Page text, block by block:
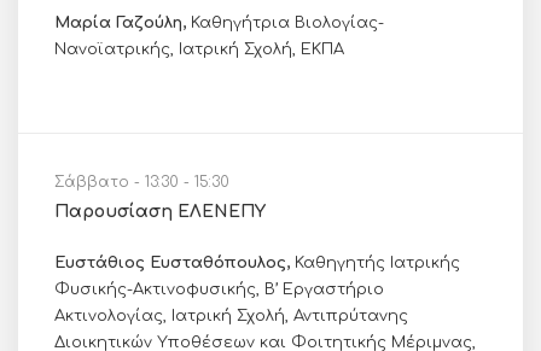
Μαρία Γαζούλη, Καθηγήτρια Βιολογίας-
Νανοϊατρικής, Ιατρική Σχολή, ΕΚΠΑ
Σάββατο - 13:30 - 15:30
Παρουσίαση ΕΛΕΝΕΠΥ
Ευστάθιος Ευσταθόπουλος, Καθηγητής Ιατρικής
Φυσικής-Ακτινοφυσικής, Β’ Εργαστήριο
Ακτινολογίας, Ιατρική Σχολή, Αντιπρύτανης
Διοικητικών Υποθέσεων και Φοιτητικής Μέριμνας,